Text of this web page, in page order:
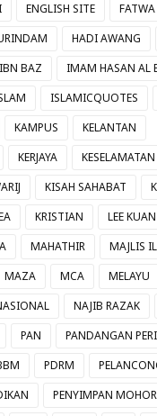
ENGLISH SITE FATWA
HADI AWANG
IBN BAZ
IMAM HASAN AL
ISLAMICQUOTES
KAMPUS
KELANTAN
KERJAYA
KESELAMATAN
KISAH SAHABAT
KRISTIAN
LEE
MAHATHIR
MAJLIS
MAZA MCA MELAYU
NAJIB RAZAK
PAN PANDANGAN
PDRM
PENYIMPAN MOHOR